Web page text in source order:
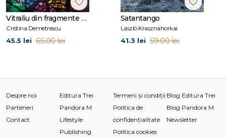
Vitraliu din fragmente de fantomă
Cristina Demetrescu
45.5 lei 65.00 lei
Satantango
László Krasznahorkai
41.3 lei 59.00 lei
Despre noi
Parteneri
Contact
Editura Trei
Pandora M
Lifestyle
Publishing
Termeni și condiții
Politica de
confidențialitate
Politica cookies
Blog Editura Trei
Blog Pandora M
Newsletter